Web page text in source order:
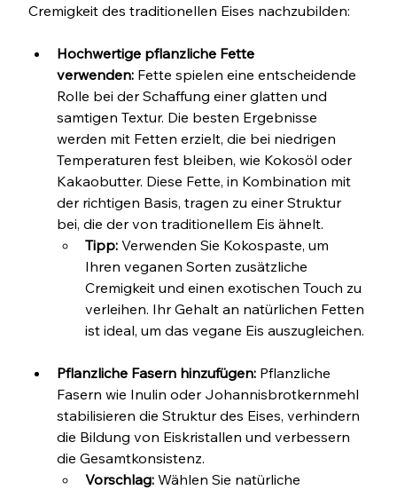
Cremigkeit des traditionellen Eises nachzubilden:
Hochwertige pflanzliche Fette
verwenden: Fette spielen eine entscheidende
Rolle bei der Schaffung einer glatten und
samtigen Textur. Die besten Ergebnisse
werden mit Fetten erzielt, die bei niedrigen
Temperaturen fest bleiben, wie Kokosöl oder
Kakaobutter. Diese Fette, in Kombination mit
der richtigen Basis, tragen zu einer Struktur
bei, die der von traditionellem Eis ähnelt.
Tipp: Verwenden Sie Kokospaste, um
Ihren veganen Sorten zusätzliche
Cremigkeit und einen exotischen Touch zu
verleihen. Ihr Gehalt an natürlichen Fetten
ist ideal, um das vegane Eis auszugleichen.
Pflanzliche Fasern hinzufügen: Pflanzliche
Fasern wie Inulin oder Johannisbrotkernmehl
stabilisieren die Struktur des Eises, verhindern
die Bildung von Eiskristallen und verbessern
die Gesamtkonsistenz.
Vorschlag: Wählen Sie natürliche